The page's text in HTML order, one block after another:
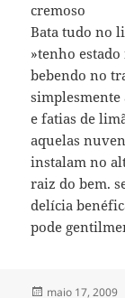
cremoso
Bata tudo no
»tenho
bebendo no
simplesmente
e fatias de
aquelas
instalam no
raiz do bem.
delícia
pode
Publicado
maio 17, 2009